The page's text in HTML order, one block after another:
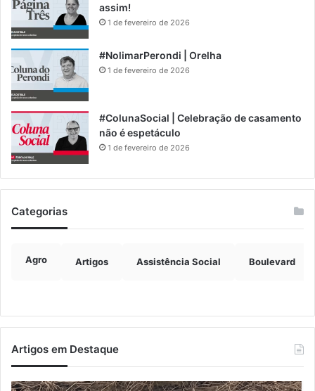
assim!
1 de fevereiro de 2026
#NolimarPerondi | Orelha
1 de fevereiro de 2026
#ColunaSocial | Celebração de casamento
não é espetáculo
1 de fevereiro de 2026
Categorias
Agro Artigos Assistência Social Boulevard
Artigos em Destaque
Turisvales